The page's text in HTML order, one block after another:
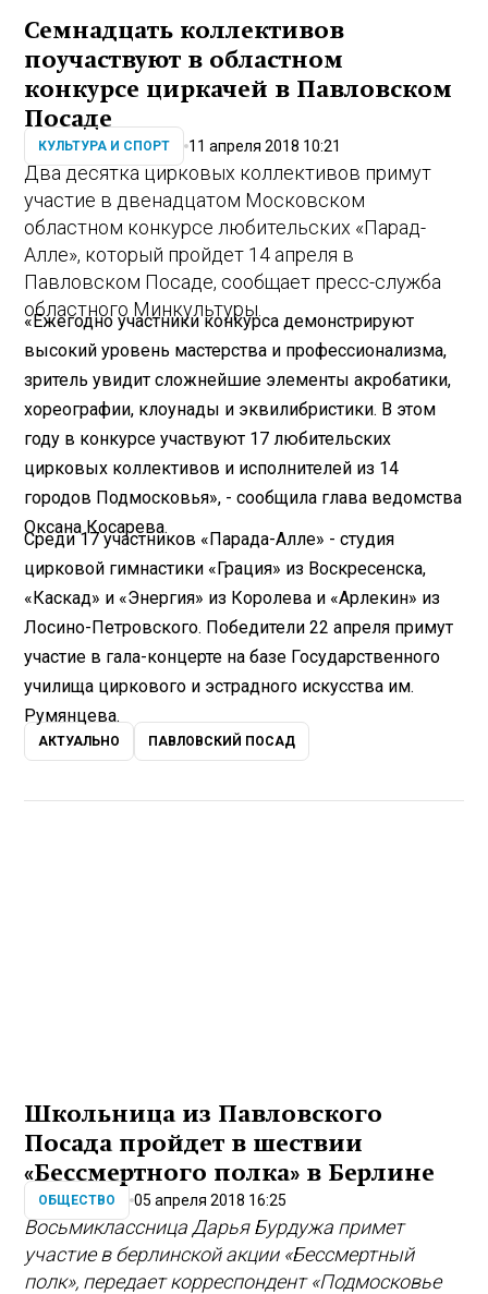
Семнадцать коллективов
поучаствуют в областном
конкурсе циркачей в Павловском
Посаде
КУЛЬТУРА И СПОРТ 11 апреля 2018 10:21
Два десятка цирковых коллективов примут
участие в двенадцатом Московском
областном конкурсе любительских «Парад-
Алле», который пройдет 14 апреля в
Павловском Посаде, сообщает пресс-служба
областного Минкультуры.
«Ежегодно участникиконкурса демонстрируют
высокий уровень мастерства и профессионализма,
зритель увидит сложнейшие элементы акробатики,
хореографии, клоунады и эквилибристики. В этом
году в конкурсе участвуют 17 любительских
цирковых коллективов и исполнителей из 14
городов Подмосковья», - сообщила глава ведомства
Оксана Косарева.
Среди 17 участников «Парада-Алле» - студия
цирковой гимнастики «Грация» из Воскресенска,
«Каскад» и «Энергия» из Королева и «Арлекин» из
Лосино-Петровского. Победители 22 апреля примут
участие в гала-концерте на базе Государственного
училища циркового и эстрадного искусства им.
Румянцева.
АКТУАЛЬНО ПАВЛОВСКИЙ ПОСАД
Школьница из Павловского
Посада пройдет в шествии
«Бессмертного полка» в Берлине
ОБЩЕСТВО 05 апреля 2018 16:25
Восьмиклассница Дарья Бурдужа примет
участие в берлинской акции «Бессмертный
полк», передает корреспондент «Подмосковье